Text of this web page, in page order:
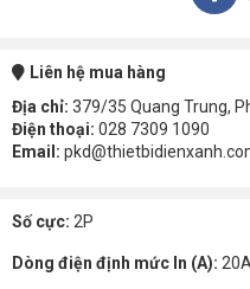
Liên hệ mua hàng
Địa chỉ: 379/35 Quang Trung,
Điện thoại: 028 7309 1090
Email:
Số cực: 2P
Dòng điện định mức In (A): 20A